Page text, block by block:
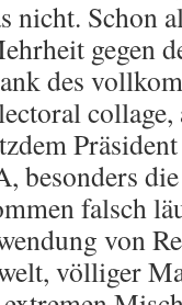
nicht. Schon
gegen
des
collage,
besonders
falsch
von
völliger